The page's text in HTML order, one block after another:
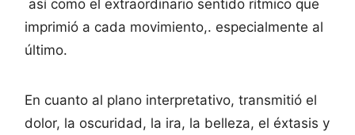
así como el extraordinario sentido rítmico que
imprimió a cada movimiento,. especialmente al
último.
En cuanto al plano interpretativo, transmitió el
dolor, la oscuridad, la ira, la belleza, el éxtasis y